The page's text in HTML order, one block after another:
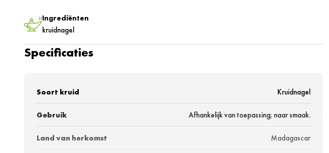
Ingrediënten
kruidnagel
Specificaties
Soort kruid Kruidnagel
Gebruik Afhankelijk van toepassing; naar smaak.
Land van herkomst Madagascar